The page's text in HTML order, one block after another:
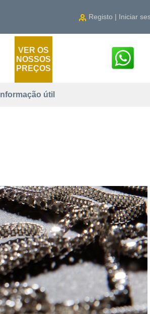
Registo | Iniciar
VER OS
NOSSOS
PREÇOS
Informação útil